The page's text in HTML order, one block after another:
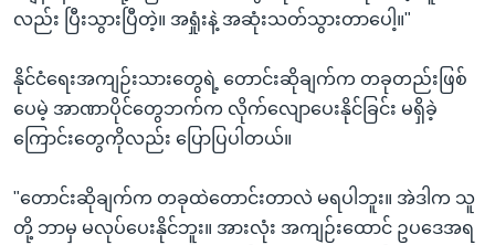
လည်း ပြီးသွားပြီတဲ့။ အရှုံးနဲ့ အဆုံးသတ်သွားတာပေါ့။"
နိုင်ငံရေးအကျဉ်းသားတွေရဲ့ တောင်းဆိုချက်က တခုတည်းဖြစ်
ပေမဲ့ အာဏာပိုင်တွေဘက်က လိုက်လျောပေးနိုင်ခြင်း မရှိခဲ့
ကြောင်းတွေကိုလည်း ပြောပြပါတယ်။
"တောင်းဆိုချက်က တခုထဲတောင်းတာလဲ မရပါဘူး။ အဲဒါက သူ
တို့ ဘာမှ မလုပ်ပေးနိုင်ဘူး။ အားလုံး အကျဉ်းထောင် ဥပဒေအရ